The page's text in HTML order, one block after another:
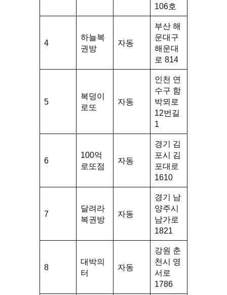
106호
4
하늘복
권방
자동
부산 해
운대구
해운대
로 814
5
복덩이
로또
자동
인천 연
수구 함
박뫼로
12번길
1
6
100억
로또점
자동
경기 김
포시 김
포대로
1610
7
달려라
복권방
자동
경기 남
양주시
남가로
1821
8
대박의
터
자동
강원 춘
천시 영
서로
1786